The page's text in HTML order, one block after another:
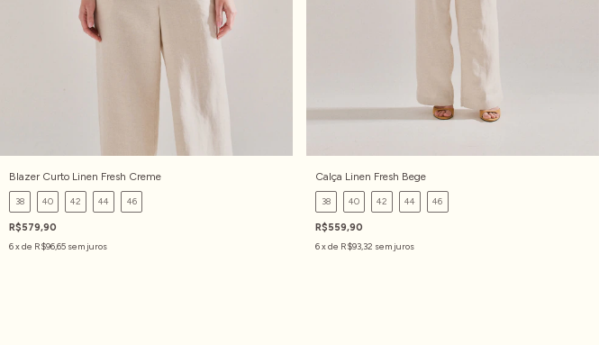
Blazer Curto Linen Fresh Creme
38 40 42 44 46
R$579,90
6x de R$96,65 sem juros
Calça Linen Fresh Bege
38 40 42 44 46
R$559,90
6x de R$93,32 sem juros